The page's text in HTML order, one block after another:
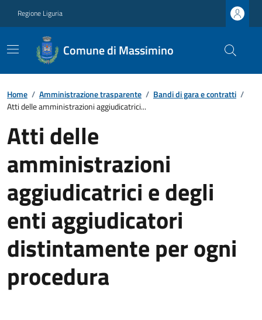
Regione Liguria
Comune di Massimino
Home / Amministrazione trasparente / Bandi di gara e contratti /
Atti delle amministrazioni aggiudicatrici...
Atti delle
amministrazioni
aggiudicatrici e degli
enti aggiudicatori
distintamente per ogni
procedura